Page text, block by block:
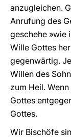
anzugleichen.
Anrufung des
geschehe »wie
Wille Gottes
gegenwärtig.
Willen des
zum Heil.
Gottes
Gottes.
Wir Bischöfe